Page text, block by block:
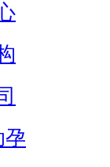
孕